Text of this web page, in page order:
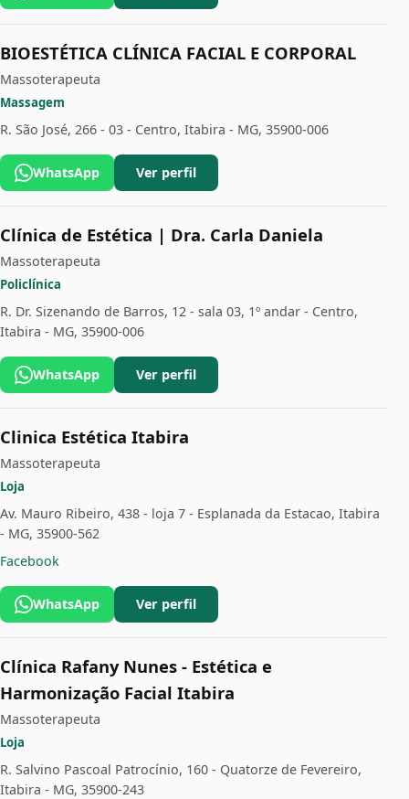
BIOESTÉTICA CLÍNICA FACIAL E CORPORAL
Massoterapeuta
Massagem
R. São José, 266 - 03 - Centro, Itabira - MG, 35900-006
WhatsApp Ver perfil
Clínica de Estética | Dra. Carla Daniela
Massoterapeuta
Policlínica
R. Dr. Sizenando de Barros, 12 - sala 03, 1º andar - Centro,
Itabira - MG, 35900-006
WhatsApp Ver perfil
Clinica Estética Itabira
Massoterapeuta
Loja
Av. Mauro Ribeiro, 438 - loja 7 - Esplanada da Estacao, Itabira
- MG, 35900-562
Facebook
WhatsApp Ver perfil
Clínica Rafany Nunes - Estética e
Harmonização Facial Itabira
Massoterapeuta
Loja
R. Salvino Pascoal Patrocínio, 160 - Quatorze de Fevereiro,
Itabira - MG, 35900-243